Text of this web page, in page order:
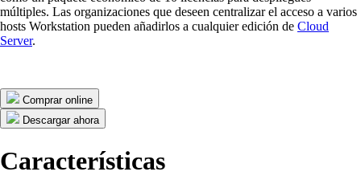
múltiples. Las organizaciones que deseen centralizar el acceso a varios
hosts Workstation pueden añadirlos a cualquier edición de Cloud
Server.
Comprar online
Descargar ahora
Características